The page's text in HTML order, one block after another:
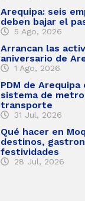
Arequipa: seis
deben bajar el
5 Ago, 2026
Arrancan las
aniversario de
1 Ago, 2026
PDM de
sistema de
transporte
31 Jul, 2026
Qué hacer en
destinos,
festividades
28 Jul, 2026